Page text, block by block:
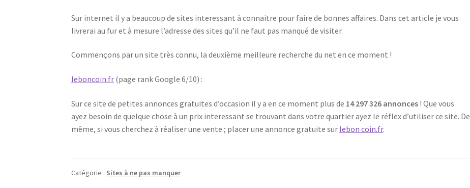
Sur internet il y a beaucoup de sites interessant à connaitre pour faire de bonnes affaires. Dans cet article je vous
livrerai au fur et à mesure l’adresse des sites qu’il ne faut pas manqué de visiter.
Commençons par un site très connu, la deuxième meilleure recherche du net en ce moment !
leboncoin.fr (page rank Google 6/10) :
Sur ce site de petites annonces gratuites d’occasion il y a en ce moment plus de 14 297 326 annonces ! Que vous
ayez besoin de quelque chose à un prix interessant se trouvant dans votre quartier ayez le réflex d’utiliser ce site. De
même, si vous cherchez à réaliser une vente ; placer une annonce gratuite sur lebon coin.fr.
Catégorie : Sites à ne pas manquer